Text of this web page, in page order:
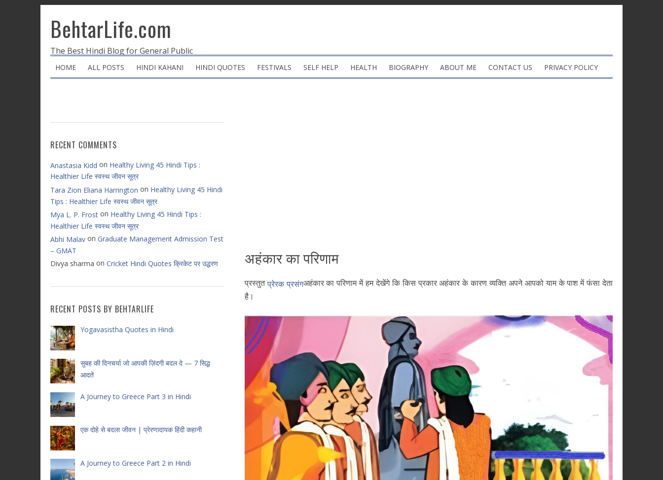
BehtarLife.com
The Best Hindi Blog for General Public
HOME ALL POSTS HINDI KAHANI HINDI QUOTES FESTIVALS SELF HELP HEALTH BIOGRAPHY ABOUT ME CONTACT US PRIVACY POLICY
अहंकार का परिणाम
प्रस्तुतप्रेरक प्रसंगअहंकार का परिणाम में हम देखेंगे कि किस प्रकार अहंकार के कारण व्यक्ति अपने आपको याम के पाश में फंसा देता
है।
RECENT COMMENTS
Anastasia Kidd on Healthy Living 45 Hindi Tips :
Healthier Life स्वस्थ जीवन सूत्र
Tara Zion Eliana Harrington on Healthy Living 45 Hindi
Tips : Healthier Life स्वस्थ जीवन सूत्र
Mya L. P. Frost on Healthy Living 45 Hindi Tips :
Healthier Life स्वस्थ जीवन सूत्र
Abhi Malav on Graduate Management Admission Test
– GMAT
Divya sharma on Cricket Hindi Quotes क्रिकेट पर उद्धरण
RECENT POSTS BY BEHTARLIFE
Yogavasistha Quotes in Hindi
सुबह की दिनचर्या जो आपकी ज़िंदगी बदल दे — 7 सिद्ध
आदतें
A Journey to Greece Part 3 in Hindi
एक दोहे से बदला जीवन | प्रेरणादायक हिंदी कहानी
A Journey to Greece Part 2 in Hindi